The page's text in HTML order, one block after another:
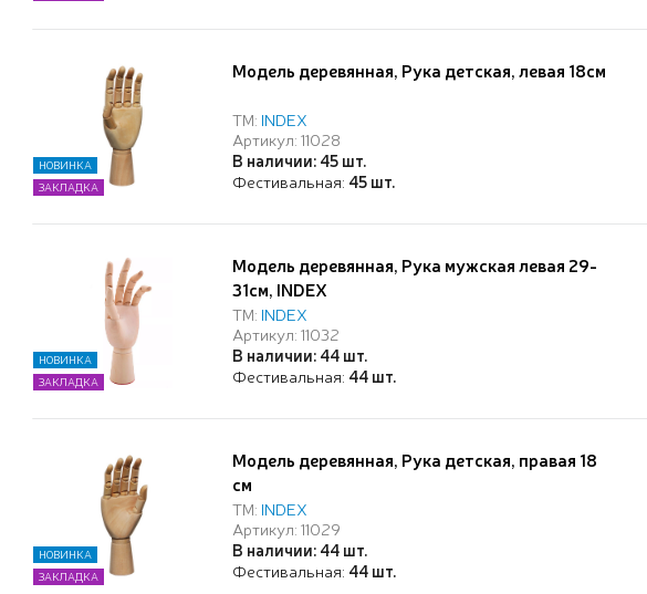
Модель деревянная, Рука детская, левая 18см
ТМ: INDEX
Артикул: 11028
В наличии: 45 шт.
Фестивальная: 45 шт.
НОВИНКА
ЗАКЛАДКА
Модель деревянная, Рука мужская левая 29-
31см, INDEX
ТМ: INDEX
Артикул: 11032
В наличии: 44 шт.
Фестивальная: 44 шт.
НОВИНКА
ЗАКЛАДКА
Модель деревянная, Рука детская, правая 18
см
ТМ: INDEX
Артикул: 11029
В наличии: 44 шт.
Фестивальная: 44 шт.
НОВИНКА
ЗАКЛАДКА